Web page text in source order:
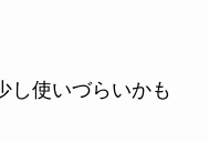
し使いづらいかも